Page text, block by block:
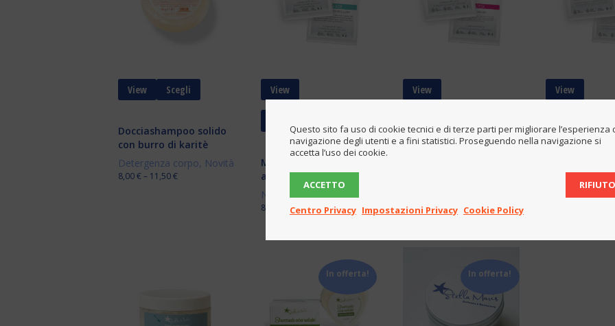
View Scegli
Docciashampoo solido
con burro di karitè
Detergenza corpo, Novità
8,00€– 11,50€
View
Maschera viso cellulosa
anti-age
Novità
8,00
View
10,00 €
View
tonificante
In offerta! In offerta!
Questo sito fa uso di cookie tecnici e di terze parti per migliorare l’esperienza
navigazione degli utenti e a fini statistici. Proseguendo nella navigazione si
accetta l’uso dei cookie.
ACCETTO RIFIUTO
Centro Privacy Impostazioni Privacy Cookie Policy